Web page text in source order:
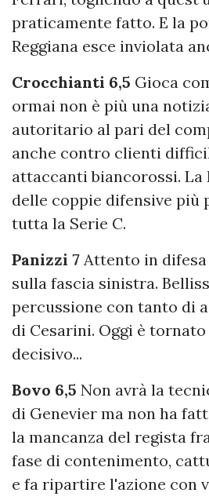
praticamente fatto. E la
Reggiana esce inviolata
Crocchianti 6,5 Gioca
ormai non è più una
autoritario al pari del
anche contro clienti
attaccanti biancorossi. La
delle coppie difensive
tutta la Serie C.
Panizzi 7 Attento in
sulla fascia sinistra.
percussione con tanto di
di Cesarini. Oggi è tornato
decisivo...
Bovo 6,5 Non avrà la
di Genevier ma non ha
la mancanza del regista
fase di contenimento,
e fa ripartire l'azione con